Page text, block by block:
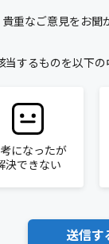
貴重なご意見をお聞
するものを以下の
になったが
決できない